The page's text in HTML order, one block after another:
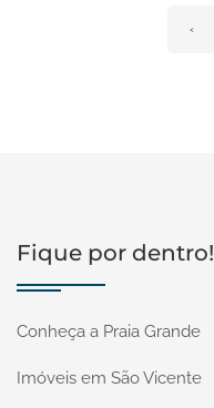
‹
Fique por dentro!
Conheça a Praia Grande
Imóveis em São Vicente